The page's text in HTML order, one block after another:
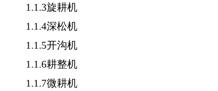
1.1.3旋耕机
1.1.4深松机
1.1.5开沟机
1.1.6耕整机
1.1.7微耕机